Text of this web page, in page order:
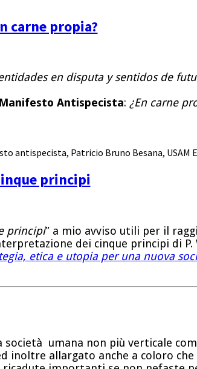
carne propia?
en disputa y sentidos de
Manifesto Antispecista: ¿En carne
antispecista, Patricio Bruno Besana, USAM
principi
principi” a mio avviso utili per il
dei cinque principi di P.
etica e utopia per una nuova
umana non più verticale
allargato anche a coloro